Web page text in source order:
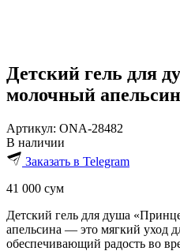
Детский гель для
молочный
Артикул: ONA-28482
В наличии
Заказать в Telegram
41 000 сум
Детский гель для душа
апельсина — это мягкий уход
обеспечивающий радость во